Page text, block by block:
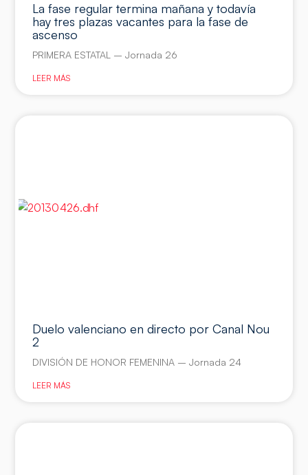
La fase regular termina mañana y todavía
hay tres plazas vacantes para la fase de
ascenso
PRIMERA ESTATAL – Jornada 26
LEER MÁS
Duelo valenciano en directo por Canal Nou
2
DIVISIÓN DE HONOR FEMENINA – Jornada 24
LEER MÁS